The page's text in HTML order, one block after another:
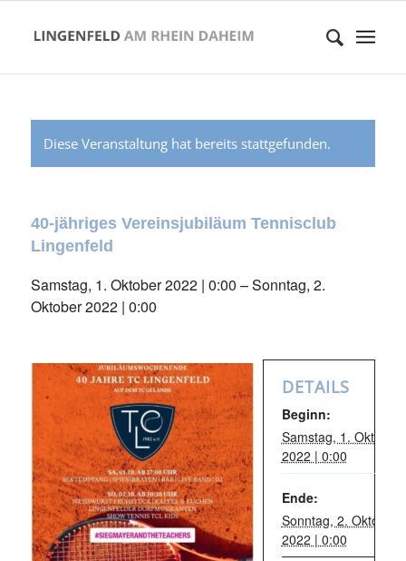
Diese Veranstaltung hat bereits stattgefunden.
40-jähriges Vereinsjubiläum Tennisclub
Lingenfeld
Samstag, 1. Oktober 2022 | 0:00 –Sonntag, 2.
Oktober 2022 | 0:00
DETAILS
Beginn:
Samstag, 1. Oktober
2022 | 0:00
Ende:
Sonntag, 2. Oktober
2022 | 0:00